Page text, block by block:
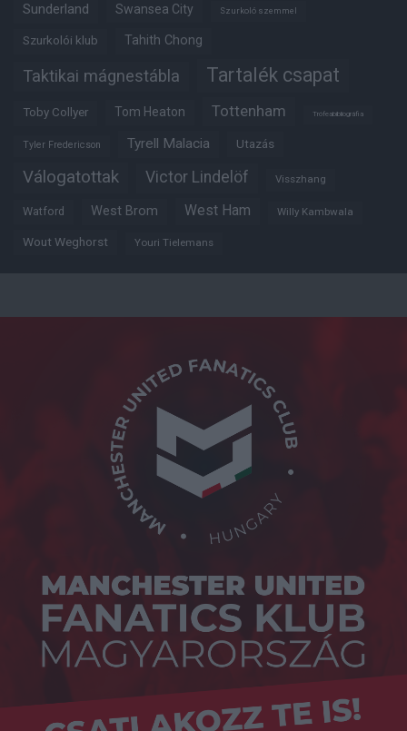
Sunderland Swansea City Szurkoló szemmel
Szurkolói klub Tahith Chong
Taktikai mágnestábla Tartalék csapat
Toby Collyer Tom Heaton Tottenham Trófeabibliográfia
Tyler Fredericson Tyrell Malacia Utazás
Válogatottak Victor Lindelöf Visszhang
Watford West Brom West Ham Willy Kambwala
Wout Weghorst Youri Tielemans